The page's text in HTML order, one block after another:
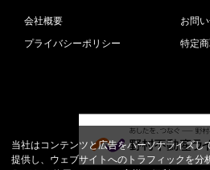
会社概要
お問
プライバシーポリシー
特定
当社はコンテンツと広告をパーソナライズし
提供し、ウェブサイトへのトラフィックを分